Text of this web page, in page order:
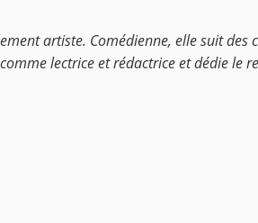
artiste. Comédienne, elle suit
lectrice et rédactrice et dédie le